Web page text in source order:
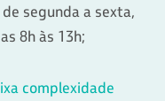
segunda a sexta,
8h às 13h;
complexidade